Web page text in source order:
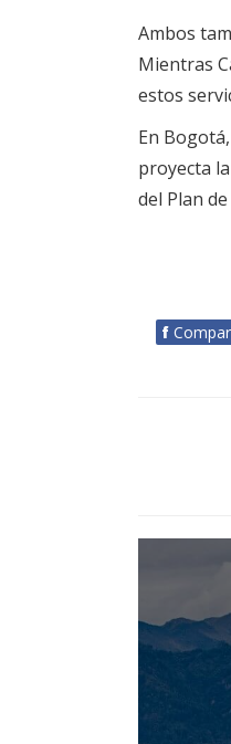
Ambos
Mientras
estos
En
proyecta
del Plan
f